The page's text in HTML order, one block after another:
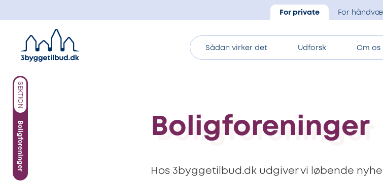
For private For
Sådan virker det Udforsk Om os
SEKTION
Boligforeninger Boligforeninger
Hos 3byggetilbud.dk udgiver vi løbende